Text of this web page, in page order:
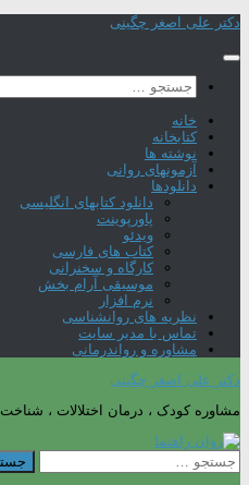
Skip
content
دکتر علی اصغر چگینی
جستجو
برای:
خانه
کتابخانه
نوشته ها
آزمونهای روانی
دانلودها
دانلود کتابهای انگلیسی
پاورپوینت
ویدئو
کتاب های فارسی
کارگاه و سخنرانی
موسیقی آرام بخش
نرم افزار
نظریه های روانشناسی
تماس با مدیر سایت
مشاوره و رواندرمانی
دکتر علی اصغر چگینی
مشاوره کودک ، درمان اختلالات ، شناخت
جستجو
برای: